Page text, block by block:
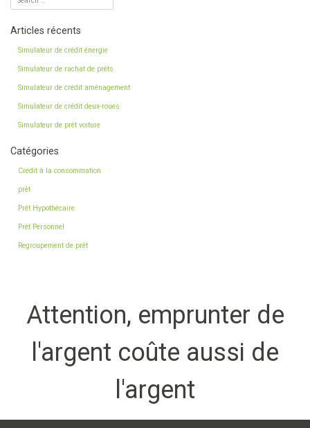
Articles récents
Simulateur de crédit énergie
Simulateur de rachat de prêts
Simulateur de crédit aménagement
Simulateur de crédit deux-roues
Simulateur de prêt voiture
Catégories
Crédit à la consommation
prêt
Prêt Hypothécaire
Prêt Personnel
Regroupement de prêt
Attention, emprunter de
l'argent coûte aussi de
l'argent